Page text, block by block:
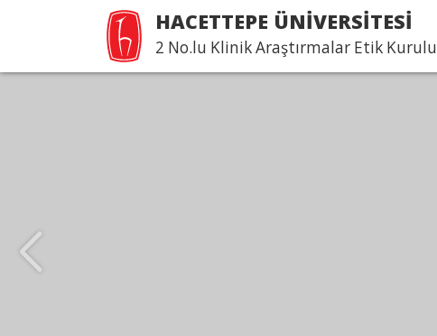
HACETTEPE ÜNİVERSİTESİ
2 No.lu Klinik Araştırmalar Etik Kurulu